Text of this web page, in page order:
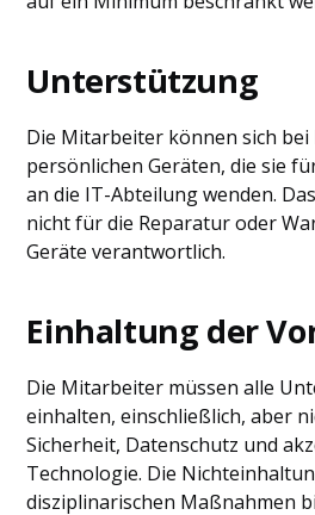
Unterstützung
Die Mitarbeiter können sich
persönlichen Geräten, die sie
an die IT-Abteilung wenden.
nicht für die Reparatur oder
Geräte verantwortlich.
Einhaltung der
Die Mitarbeiter müssen alle
einhalten, einschließlich, aber
Sicherheit, Datenschutz und
Technologie. Die
disziplinarischen Maßnahmen